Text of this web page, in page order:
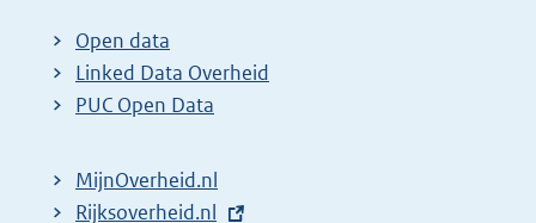
t
e
r
l
Open data
Linked Data Overheid
PUC Open Data
MijnOverheid.nl
E
Rijksoverheid.nl